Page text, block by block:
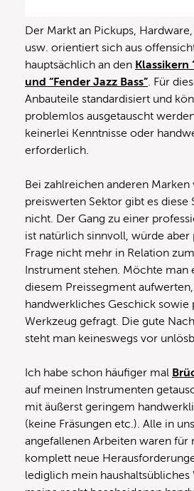
Der Markt an Pickups,
usw. orientiert sich aus
hauptsächlich an den Klassikern
und “Fender Jazz Bass”. Für
Anbauteile standardisiert und
problemlos ausgetauscht
keinerlei Kenntnisse oder
erforderlich.
Bei zahlreichen anderen
preiswerten Sektor gibt es diese
nicht. Der Gang zu einer
ist natürlich sinnvoll, würde aber
Frage nicht mehr in Relation
Instrument stehen. Möchte man
diesem Preissegment
handwerkliches Geschick sowie
Werkzeug gefragt. Die gute
steht man keineswegs vor
Ich habe schon häufiger mal
auf meinen Instrumenten
mit äußerst geringem
(keine Fräsungen etc.). Alle in
angefallenen Arbeiten waren für
komplett neue
lediglich mein haushaltsübliches